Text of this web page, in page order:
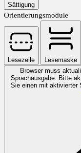
Sättigung
Orientierungsmodule
Lesezeile
Lesemaske
Browser muss
Sprachausgabe. Bitte
Sie einen mit aktivierter